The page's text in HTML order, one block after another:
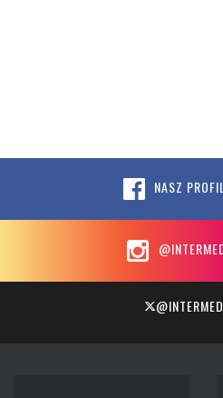
NASZ